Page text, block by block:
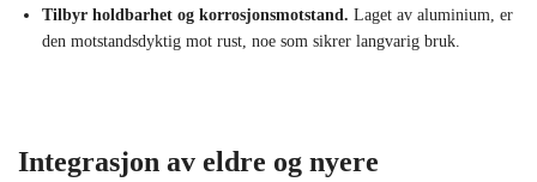
Tilbyr holdbarhet og korrosjonsmotstand. Laget av aluminium, er
den motstandsdyktig mot rust, noe som sikrer langvarig bruk.
Integrasjon av eldre og nyere